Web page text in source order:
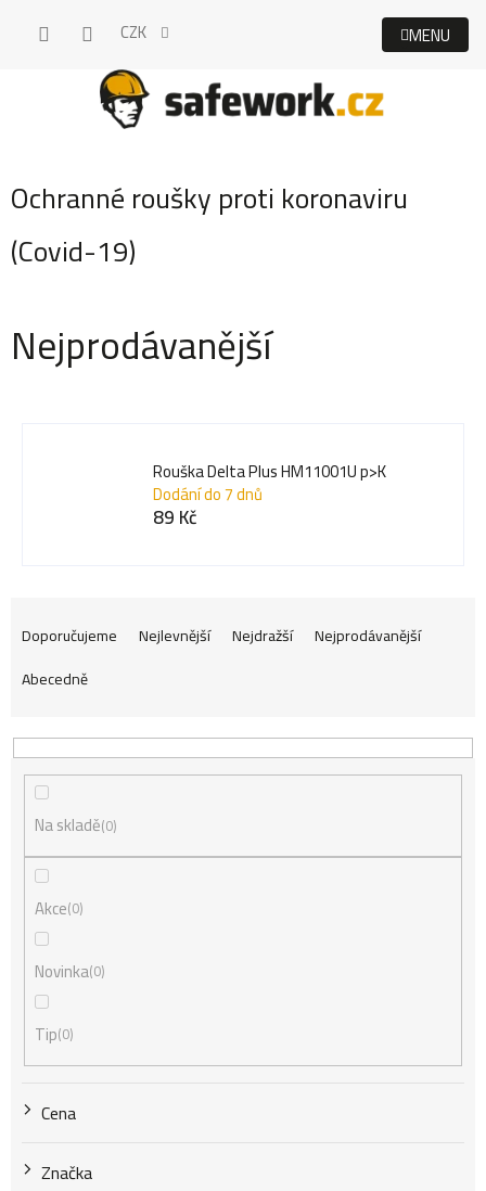
CZK
Ochranné roušky proti koronaviru
(Covid-19)
Nejprodávanější
Rouška Delta Plus HM11001U p>K
Dodání do 7 dnů
89 Kč
Ř
a
z
e
p
Doporučujeme Nejlevnější Nejdražší
Nejprodávanější
Abecedně
Na skladě 0
Akce 0
Novinka 0
Tip 0
Cena
Značka